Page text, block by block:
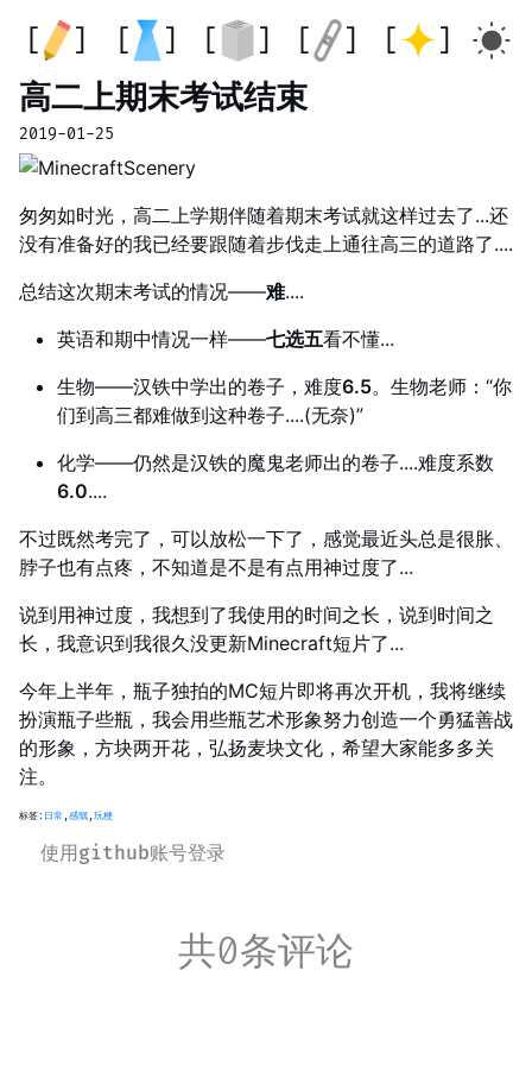
高二上期末考试结束
2019-01-25
匆匆如时光，高二上学期伴随着期末考试就这样过去了...还
没有准备好的我已经要跟随着步伐走上通往高三的道路了....
总结这次期末考试的情况——难....
英语和期中情况一样——七选五看不懂...
生物——汉铁中学出的卷子，难度6.5。生物老师：“你
们到高三都难做到这种卷子....(无奈)”
化学——仍然是汉铁的魔鬼老师出的卷子....难度系数
6.0....
不过既然考完了，可以放松一下了，感觉最近头总是很胀、
脖子也有点疼，不知道是不是有点用神过度了...
说到用神过度，我想到了我使用的时间之长，说到时间之
长，我意识到我很久没更新Minecraft短片了...
今年上半年，瓶子独拍的MC短片即将再次开机，我将继续
扮演瓶子些瓶，我会用些瓶艺术形象努力创造一个勇猛善战
的形象，方块两开花，弘扬麦块文化，希望大家能多多关
注。
标签: 日常 , 感慨 , 玩梗
使用github账号登录
共0条评论